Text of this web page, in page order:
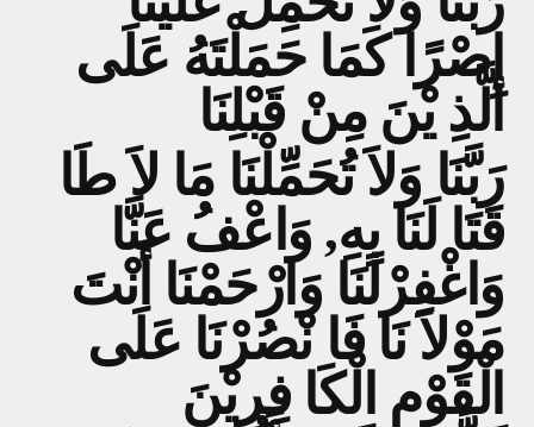
إِصْرًا كَمَا حَمَلْتَهُ عَلَى
الَّذِ يْنَ مِنْ قَبْلِنَا
رَبَّنَا وَلاَ تُحَمِّلْنَا مَا لاَ طَا
قَتَا لَنَا بِهِ, وَاعْفُ عَنَّا
وَاغْفِرْلَنَا وَارْحَمْنَا أَنْتَ
مَوْلاَ نَا فَا نْصُرْنَا عَلَى
الْقَوْمِ الْكَا فِرِيْنَ